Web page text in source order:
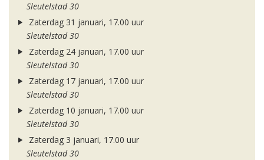
Sleutelstad 30
Zaterdag 31 januari, 17.00 uur
Sleutelstad 30
Zaterdag 24 januari, 17.00 uur
Sleutelstad 30
Zaterdag 17 januari, 17.00 uur
Sleutelstad 30
Zaterdag 10 januari, 17.00 uur
Sleutelstad 30
Zaterdag 3 januari, 17.00 uur
Sleutelstad 30